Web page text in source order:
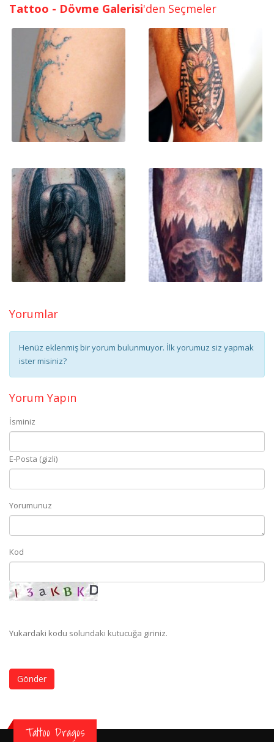
Tattoo - Dövme Galerisi'den Seçmeler
Yorumlar
Henüz eklenmiş bir yorum bulunmuyor. İlk yorumuz siz yapmak
ister misiniz?
Yorum Yapın
İsminiz
E-Posta (gizli)
Yorumunuz
Kod
Yukardaki kodu solundaki kutucuğa giriniz.
Gönder
Tattoo Dragos